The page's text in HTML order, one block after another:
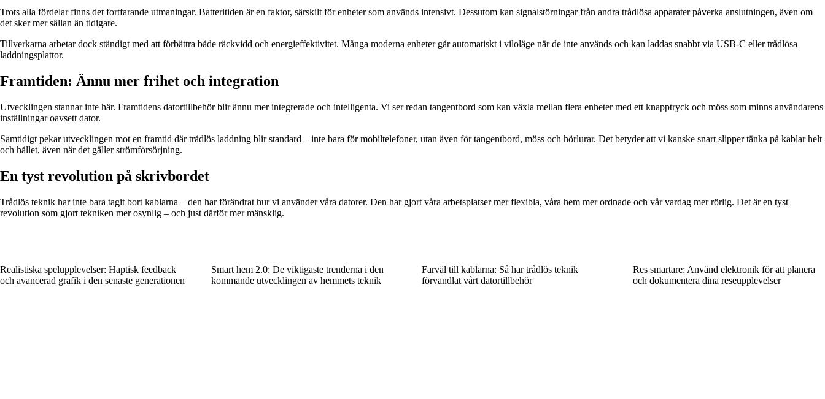
Trots alla fördelar finns det fortfarande utmaningar. Batteritiden är en faktor, särskilt för enheter som används intensivt. Dessutom kan signalstörningar från andra trådlösa apparater påverka anslutningen, även om
det sker mer sällan än tidigare.
Tillverkarna arbetar dock ständigt med att förbättra både räckvidd och energieffektivitet. Många moderna enheter går automatiskt i viloläge när de inte används och kan laddas snabbt via USB-C eller trådlösa
laddningsplattor.
Framtiden: Ännu mer frihet och integration
Utvecklingen stannar inte här. Framtidens datortillbehör blir ännu mer integrerade och intelligenta. Vi ser redan tangentbord som kan växla mellan flera enheter med ett knapptryck och möss som minns användarens
inställningar oavsett dator.
Samtidigt pekar utvecklingen mot en framtid där trådlös laddning blir standard – inte bara för mobiltelefoner, utan även för tangentbord, möss och hörlurar. Det betyder att vi kanske snart slipper tänka på kablar helt
och hållet, även när det gäller strömförsörjning.
En tyst revolution på skrivbordet
Trådlös teknik har inte bara tagit bort kablarna – den har förändrat hur vi använder våra datorer. Den har gjort våra arbetsplatser mer flexibla, våra hem mer ordnade och vår vardag mer rörlig. Det är en tyst
revolution som gjort tekniken mer osynlig – och just därför mer mänsklig.
Realistiska spelupplevelser: Haptisk feedback
och avancerad grafik i den senaste generationen
Smart hem 2.0: De viktigaste trenderna i den
kommande utvecklingen av hemmets teknik
Farväl till kablarna: Så har trådlös teknik
förvandlat vårt datortillbehör
Res smartare: Använd elektronik för att planera
och dokumentera dina reseupplevelser